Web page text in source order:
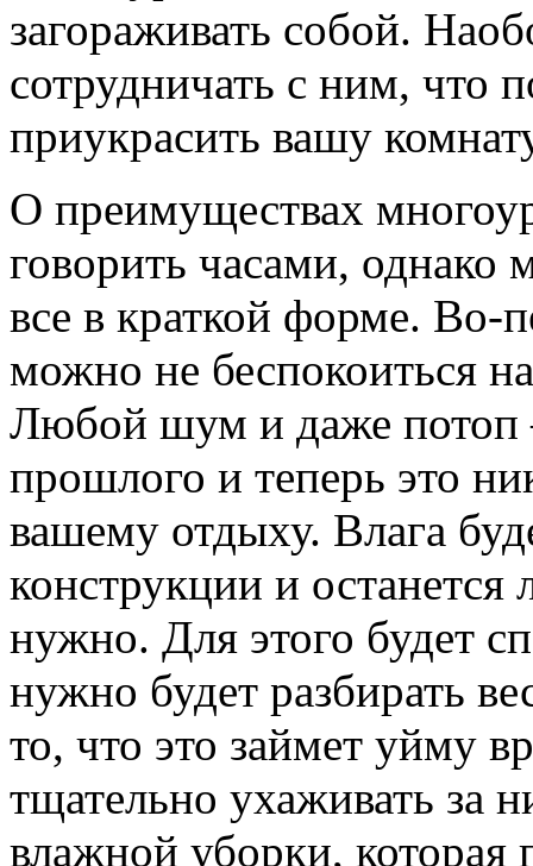
загораживать собой.
сотрудничать с ним, что
приукрасить вашу
О преимуществах
говорить часами,
все в краткой форме. Во-
можно не беспокоиться
Любой шум и даже потоп
прошлого и теперь это
вашему отдыху. Влага
конструкции и останется
нужно. Для этого будет
нужно будет разбирать
то, что это займет уйму
тщательно ухаживать за
влажной уборки, которая